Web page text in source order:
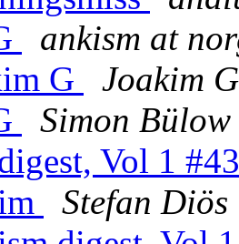
ankism at
G
Joakim
Simon Bülow
Vol 1
Stefan Diös